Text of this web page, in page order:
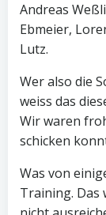
Andreas
Ebmeier,
Lutz.
Wer also die
weiss das
Wir waren
schicken
Was von
Training. Das